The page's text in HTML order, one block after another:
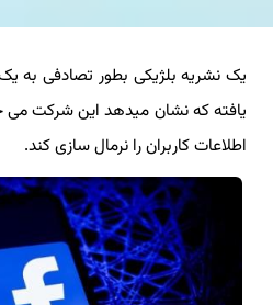
خدمات ما
درباره ما
آموزش
یک نشریه بلژیکی بطور تصادفی به
یافته که نشان میدهد این شرکت می
اطلاعات کاربران را نرمال سازی کند.